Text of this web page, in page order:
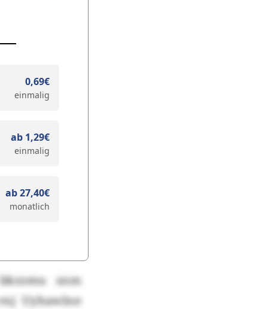
0,69€
einmalig
ab 1,29€
einmalig
ab 27,40€
monatlich
snm
Uyhawlne